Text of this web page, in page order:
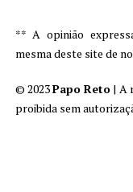
** A opinião
mesma deste site de
© 2023Papo Reto | A
proibida sem